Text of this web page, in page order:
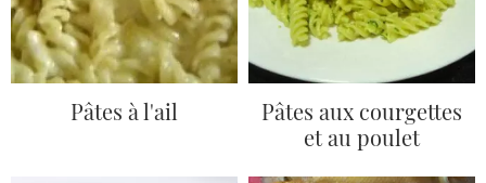
Pâtes à l'ail
Pâtes aux courgettes
et au poulet